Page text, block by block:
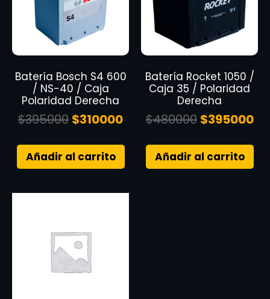
Batería Bosch S4 600
/ NS-40 / Caja
Polaridad Derecha
$395000 $310000
Añadir al carrito
Batería Rocket 1050 /
Caja 35 / Polaridad
Derecha
$480000 $395000
Añadir al carrito